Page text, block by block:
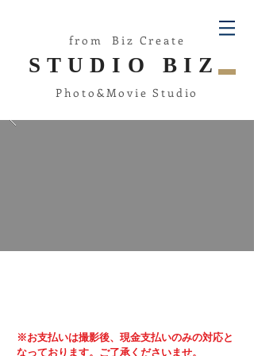
from Biz Create
STUDIO BIZ
Photo&Movie Studio
※お支払いは撮影後、現金支払いのみの対応と
なっております。ご了承くださいませ。